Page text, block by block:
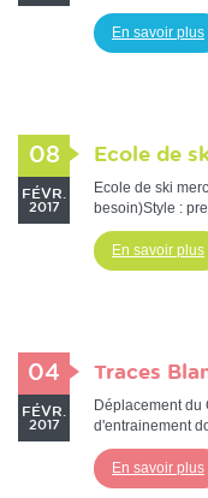
En savoir plus
08
FÉVR.
2017
Ecole de
Ecole de ski
besoin)Style :
En savoir plus
04
FÉVR.
2017
Traces
Déplacement du
d'entrainement
En savoir plus